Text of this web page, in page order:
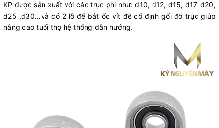
KP được sản xuất với các trục phi như: d10, d12, d15, d17, d20,
d25 ,d30...và có 2 lỗ để bắt ốc vít để cố định gối đỡ trục giúp
nâng cao tuổi thọ hệ thống dẫn hướng.